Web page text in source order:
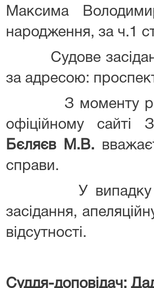
Максима
народження, за ч.1
Судове засідання
за адресою:
З моменту
офіційному сайті
Бєляєв М.В.
справи.
У випадку
засідання,
відсутності.
Суддя-доповідач: